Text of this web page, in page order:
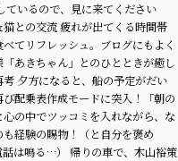
ているので、見に来てください
との交流 疲れが出てくる時間帯
てリフレッシュ。ブログにもよく
あきちゃん」とのひとときが癒し
夕方になると、船の予定がだい
配乗表作成モードに突入！「朝の
の中でツッコミを入れながら、な
経験の賜物！（と自分を褒め
は鳴る…） 帰りの車で、木山裕策